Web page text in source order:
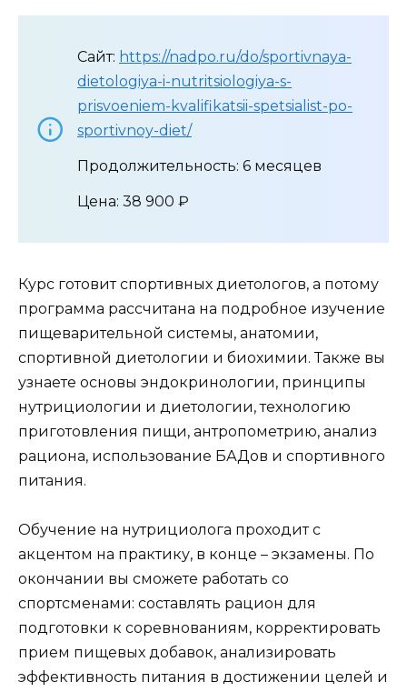
Сайт: https://nadpo.ru/do/sportivnaya-
dietologiya-i-nutritsiologiya-s-
prisvoeniem-kvalifikatsii-spetsialist-po-
sportivnoy-diet/
Продолжительность: 6 месяцев
Цена: 38 900 ₽
Курс готовит спортивных диетологов, а потому
программа рассчитана на подробное изучение
пищеварительной системы, анатомии,
спортивной диетологии и биохимии. Также вы
узнаете основы эндокринологии, принципы
нутрициологии и диетологии, технологию
приготовления пищи, антропометрию, анализ
рациона, использование БАДов и спортивного
питания.
Обучение на нутрициолога проходит с
акцентом на практику, в конце – экзамены. По
окончании вы сможете работать со
спортсменами: составлять рацион для
подготовки к соревнованиям, корректировать
прием пищевых добавок, анализировать
эффективность питания в достижении целей и